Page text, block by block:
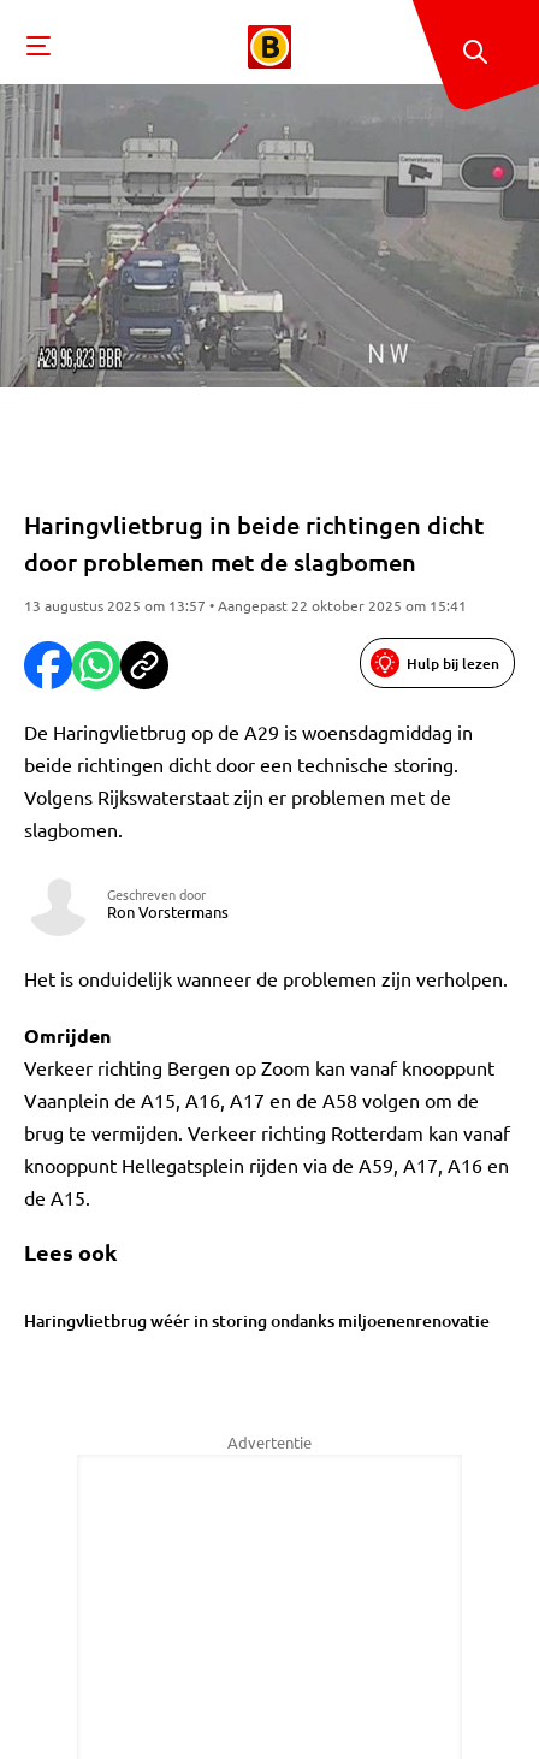
Haringvlietbrug in beide richtingen dicht
door problemen met de slagbomen
13 augustus 2025 om 13:57 • Aangepast 22 oktober 2025 om 15:41
Hulp bij lezen
De Haringvlietbrug op de A29 is woensdagmiddag in
beide richtingen dicht door een technische storing.
Volgens Rijkswaterstaat zijn er problemen met de
slagbomen.
Geschreven door
Ron Vorstermans
Het is onduidelijk wanneer de problemen zijn verholpen.
Omrijden
Verkeer richting Bergen op Zoom kan vanaf knooppunt
Vaanplein de A15, A16, A17 en de A58 volgen om de
brug te vermijden. Verkeer richting Rotterdam kan vanaf
knooppunt Hellegatsplein rijden via de A59, A17, A16 en
de A15.
Lees ook
Haringvlietbrug wéér in storing ondanks miljoenenrenovatie
Advertentie